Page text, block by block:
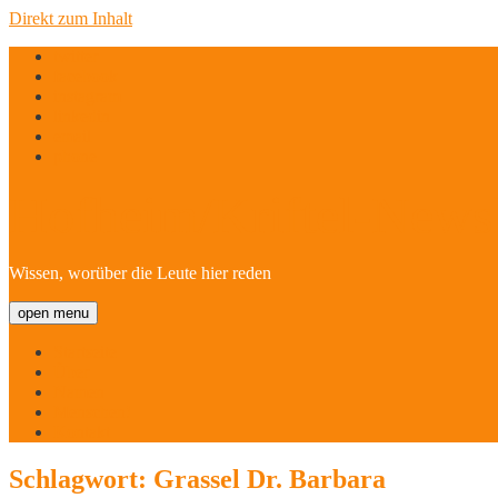
Direkt zum Inhalt
Wissen, worüber die Leute hier reden
open menu
Schlagwort: Grassel Dr. Barbara